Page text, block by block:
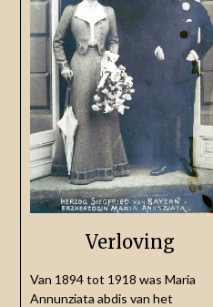
Verloving
Van 1894 tot 1918 was Maria
Annunziata abdis van het